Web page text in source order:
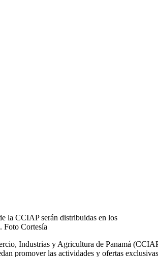
la CCIAP serán distribuidas en los
Foto Cortesía
Industrias y Agricultura de Panamá
promover las actividades y ofertas